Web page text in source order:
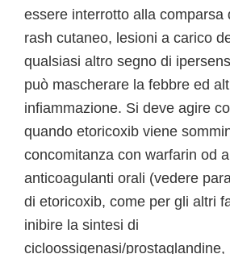
essere interrotto alla comparsa
rash cutaneo, lesioni a carico
qualsiasi altro segno di
può mascherare la febbre ed
infiammazione. Si deve agire
quando etoricoxib viene
concomitanza con warfarin od
anticoagulanti orali (vedere
di etoricoxib, come per gli altri
inibire la sintesi di
cicloossigenasi/prostaglandine,